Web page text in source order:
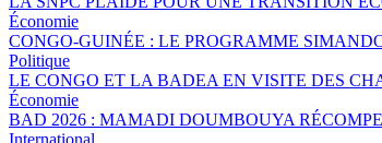
Économie
CONGO-GUINÉE : LE PROGRAMME
Politique
LE CONGO ET LA BADEA EN VISITE DES
Économie
BAD 2026 : MAMADI DOUMBOUYA
International